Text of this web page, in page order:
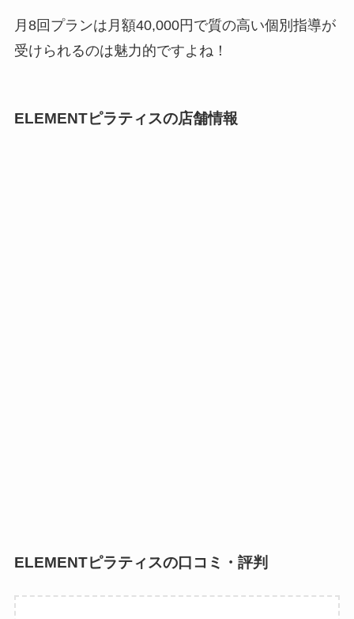
月8回プランは月額40,000円で質の高い個別指導が
受けられるのは魅力的ですよね！
ELEMENTピラティスの店舗情報
ELEMENTピラティスの口コミ・評判